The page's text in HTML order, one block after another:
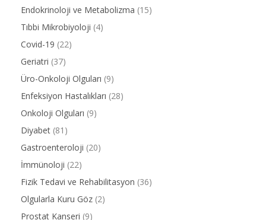
Endokrinoloji ve Metabolizma (15)
Tıbbi Mikrobiyoloji (4)
Covid-19 (22)
Geriatri (37)
Üro-Onkoloji Olguları (9)
Enfeksiyon Hastalıkları (28)
Onkoloji Olguları (9)
Diyabet (81)
Gastroenteroloji (20)
İmmünoloji (22)
Fizik Tedavi ve Rehabilitasyon (36)
Olgularla Kuru Göz (2)
Prostat Kanseri (9)